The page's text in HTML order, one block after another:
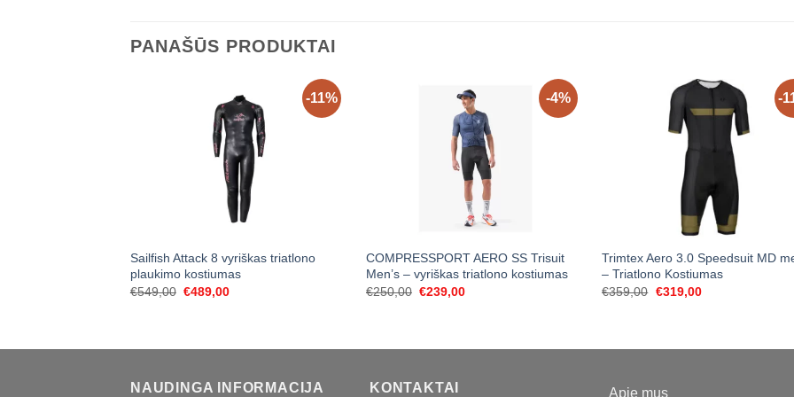
PANAŠŪS PRODUKTAI
-11%
Sailfish Attack 8 vyriškas triatlono
plaukimo kostiumas
€549,00 Original
€489,00Current
-4%
COMPRESSPORT AERO SS Trisuit
Men’s – vyriškas triatlono kostiumas
€250,00 Original
€239,00Current
-
Trimtex Aero 3.0 Speedsuit MD
– Triatlono Kostiumas
€359,00 Original
€319,00Current
NAUDINGA INFORMACIJA KONTAKTAI Apie mus